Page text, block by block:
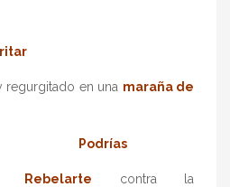
regurgitado en una maraña de
Podrías
Rebelarte contra la